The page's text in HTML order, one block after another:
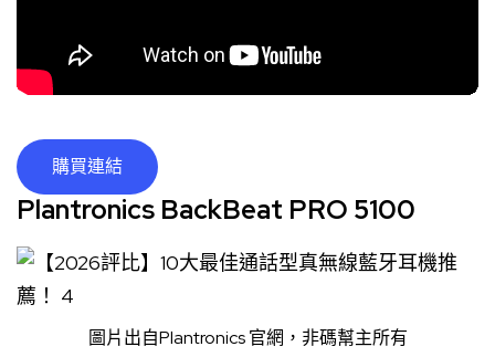
購買連結
Plantronics BackBeat PRO 5100
圖片出自Plantronics 官網 ，非碼幫主所有